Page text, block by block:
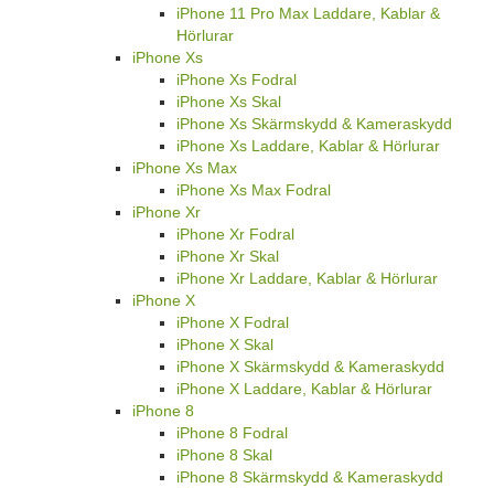
iPhone 11 Pro Max Laddare, Kablar &
Hörlurar
iPhone Xs
iPhone Xs Fodral
iPhone Xs Skal
iPhone Xs Skärmskydd & Kameraskydd
iPhone Xs Laddare, Kablar & Hörlurar
iPhone Xs Max
iPhone Xs Max Fodral
iPhone Xr
iPhone Xr Fodral
iPhone Xr Skal
iPhone Xr Laddare, Kablar & Hörlurar
iPhone X
iPhone X Fodral
iPhone X Skal
iPhone X Skärmskydd & Kameraskydd
iPhone X Laddare, Kablar & Hörlurar
iPhone 8
iPhone 8 Fodral
iPhone 8 Skal
iPhone 8 Skärmskydd & Kameraskydd